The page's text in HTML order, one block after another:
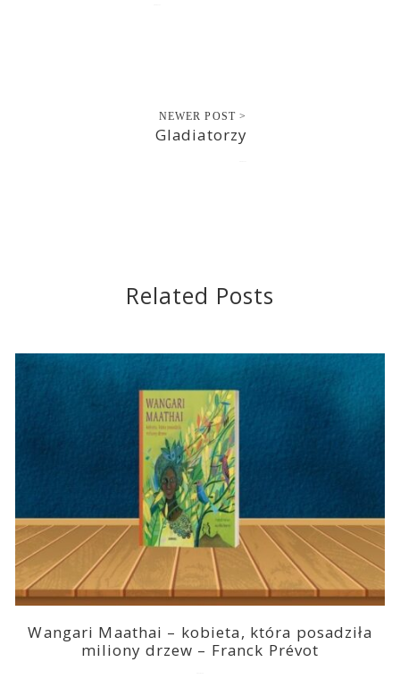
NEWER POST >
Gladiatorzy
Related Posts
Wangari Maathai – kobieta, która posadziła
miliony drzew – Franck Prévot